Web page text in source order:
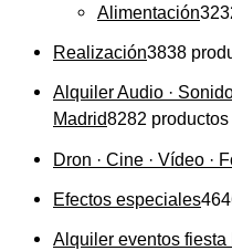
Alimentación32
Realización3838
Alquiler Audio ·
Madrid8282 productos
Dron · Cine · Vídeo ·
Efectos especiales46
Alquiler eventos fiesta